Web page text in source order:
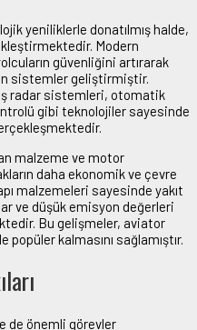
yeniliklerle donatılmış halde,
Modern
güvenliğini artırarak
sistemler geliştirmiştir.
radar sistemleri, otomatik
gibi teknolojiler sayesinde
malzeme ve motor
daha ekonomik ve çevre
malzemeleri sayesinde yakıt
ve düşük emisyon değerleri
Bu gelişmeler, aviator
popüler kalmasını sağlamıştır.
de önemli görevler